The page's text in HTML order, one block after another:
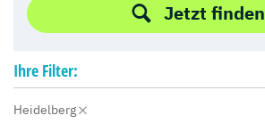
Jetzt finden
Ihre Filter:
Heidelberg